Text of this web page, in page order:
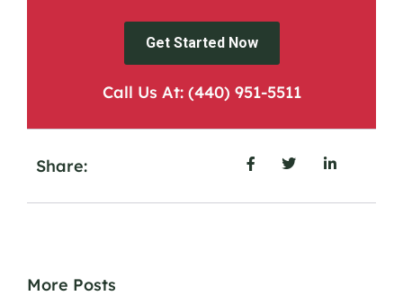
Get Started Now
Call Us At: (440) 951-5511
Share:
More Posts